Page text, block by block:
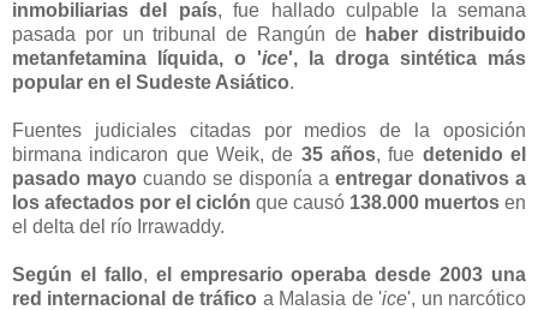
inmobiliarias del país, fue hallado culpable la semana
pasada por un tribunal de Rangún de haber distribuido
metanfetamina líquida, o 'ice', la droga sintética más
popular en el Sudeste Asiático.
Fuentes judiciales citadas por medios de la oposición
birmana indicaron que Weik, de 35 años, fue detenido el
pasado mayo cuando se disponía a entregar donativos a
los afectados por el ciclón que causó 138.000 muertos en
el delta del río Irrawaddy.
Según el fallo, el empresario operaba desde 2003 una
red internacional de tráfico a Malasia de 'ice', un narcótico